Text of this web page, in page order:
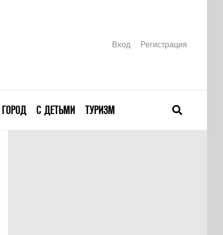
Вход Регистрация
ГОРОД С ДЕТЬМИ ТУРИЗМ